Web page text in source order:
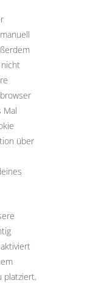
Mal
über
platziert,